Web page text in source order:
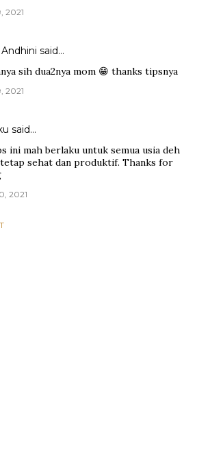
2021
said…
sih dua2nya mom 😁 thanks tipsnya
2021
said…
ini mah berlaku untuk semua usia deh
tetap sehat dan produktif. Thanks for
2021